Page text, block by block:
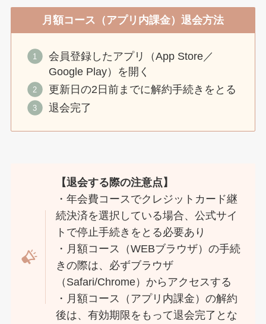
月額コース（アプリ内課金）退会方法
会員登録したアプリ（App Store／
Google Play）を開く
更新日の2日前までに解約手続きをとる
退会完了
【退会する際の注意点】
・年会費コースでクレジットカード継
続決済を選択している場合、公式サイ
トで停止手続きをとる必要あり
・月額コース（WEBブラウザ）の手続
きの際は、必ずブラウザ
（Safari/Chrome）からアクセスする
・月額コース（アプリ内課金）の解約
後は、有効期限をもって退会完了とな